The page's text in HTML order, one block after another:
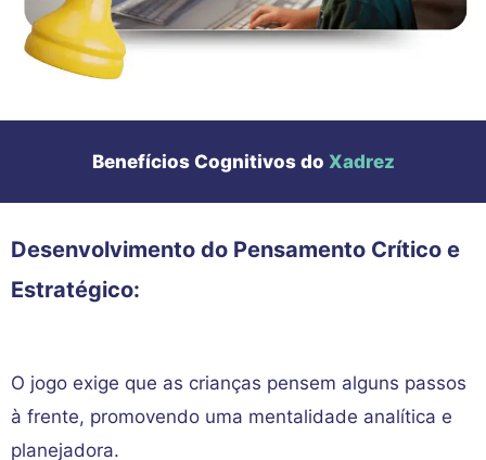
Benefícios Cognitivos do Xadrez
Desenvolvimento do Pensamento Crítico e
Estratégico:
O jogo exige que as crianças pensem alguns passos
à frente, promovendo uma mentalidade analítica e
planejadora.